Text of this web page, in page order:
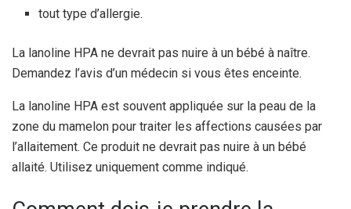
tout type d’allergie.
La lanoline HPA ne devrait pas nuire à un bébé à naître.
Demandez l’avis d’un médecin si vous êtes enceinte.
La lanoline HPA est souvent appliquée sur la peau de la
zone du mamelon pour traiter les affections causées par
l’allaitement. Ce produit ne devrait pas nuire à un bébé
allaité. Utilisez uniquement comme indiqué.